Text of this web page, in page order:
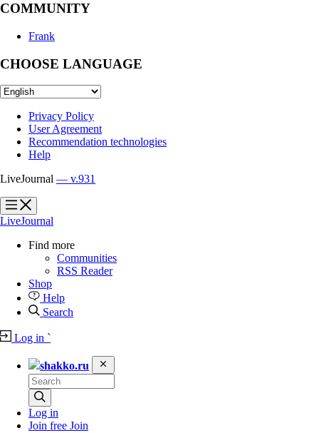
COMMUNITY
Frank
CHOOSE LANGUAGE
Privacy Policy
User Agreement
Recommendation technologies
Help
LiveJournal — v.931
?
?
LiveJournal
Find more
Communities
RSS Reader
Shop
Help
Search
Log in `
shakko.ru
Log in
Join free Join